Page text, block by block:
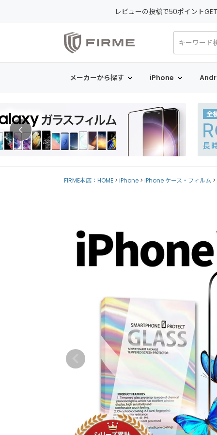
レビューの投稿で50ポイント
メーカーから探す iPhone
FIRME本店：HOME iPhone iPhone ケース・フィルム